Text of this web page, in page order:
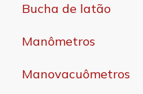
Bucha de latão
Manômetros
Manovacuômetros